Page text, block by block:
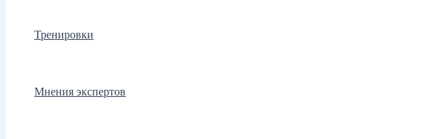
Тренировки
Мнения экспертов